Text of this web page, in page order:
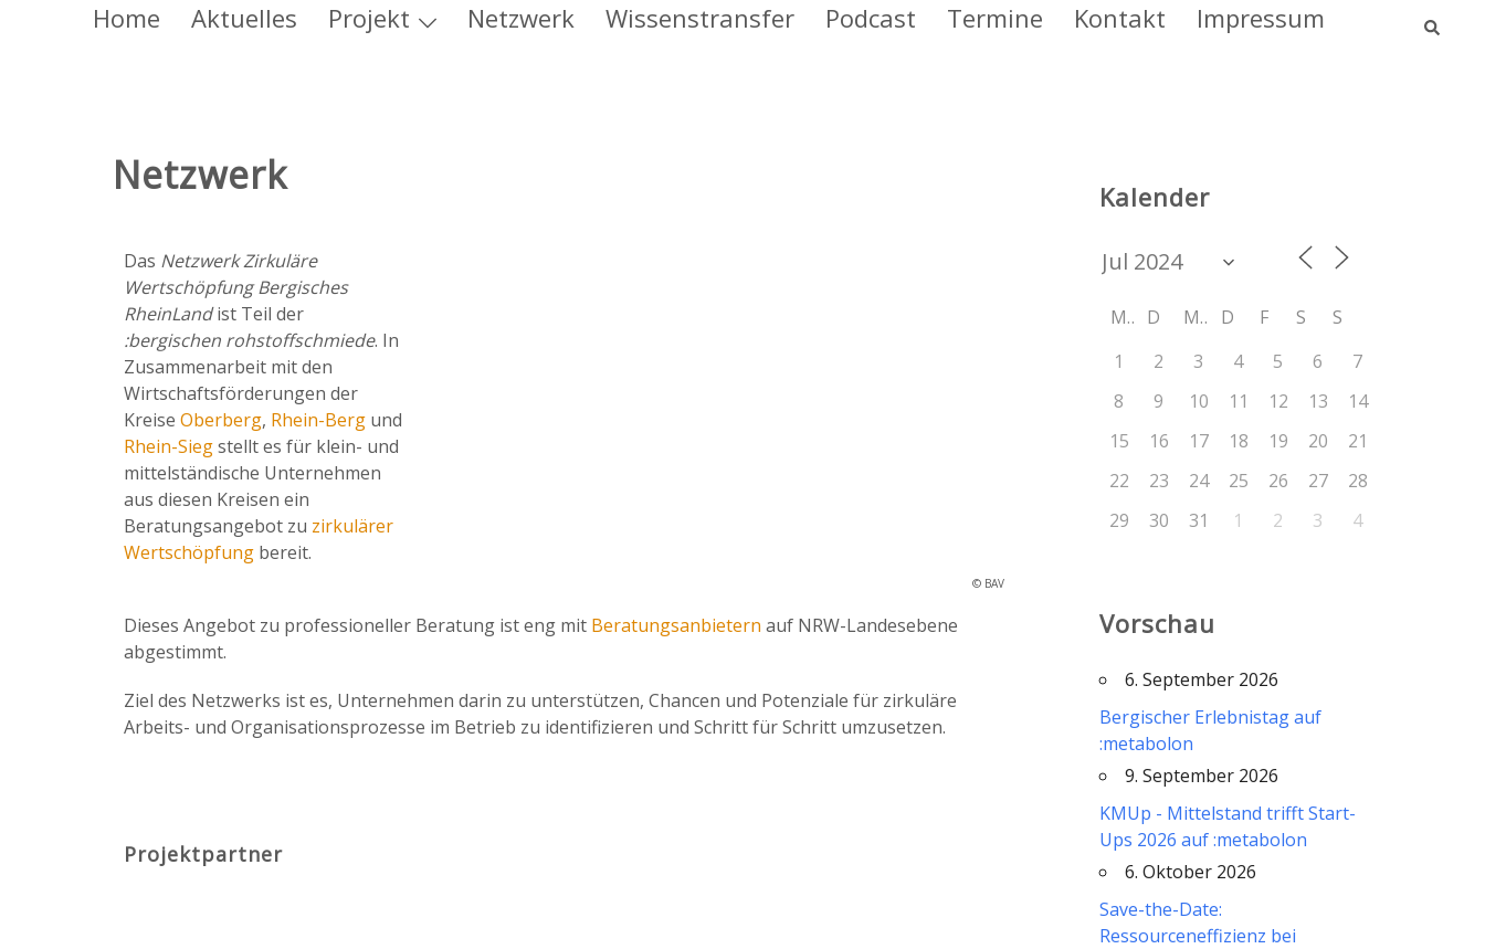
Home Aktuelles Projekt Netzwerk Wissenstransfer Podcast Termine Kontakt Impressum
Netzwerk
Das Netzwerk Zirkuläre
Wertschöpfung Bergisches
RheinLandist Teil der
:bergischen rohstoffschmiede. In
Zusammenarbeit mit den
Wirtschaftsförderungen der
Kreise Oberberg, Rhein-Berg und
Rhein-Siegstellt es für klein- und
mittelständische Unternehmen
aus diesen Kreisen ein
Beratungsangebot zu zirkulärer
Wertschöpfung bereit.
© BAV
Dieses Angebot zu professioneller Beratung ist eng mit Beratungsanbietern auf NRW-Landesebene
abgestimmt.
Ziel des Netzwerks ist es, Unternehmen darin zu unterstützen, Chancen und Potenziale für zirkuläre
Arbeits- und Organisationsprozesse im Betrieb zu identifizieren und Schritt für Schritt umzusetzen.
Projektpartner
Kalender
M D M D F S
S
1
2 3 4 5 6
7
8
9 10 11 12 13
14
15
16 17 18 19 20
21
22
23 24 25 26 27
28
29
30 31 1 2 3 4
Vorschau
6. September 2026
Bergischer Erlebnistag auf
:metabolon
9. September 2026
KMUp - Mittelstand trifft Start-
Ups 2026 auf :metabolon
6. Oktober 2026
Save-the-Date:
Ressourceneffizienz bei